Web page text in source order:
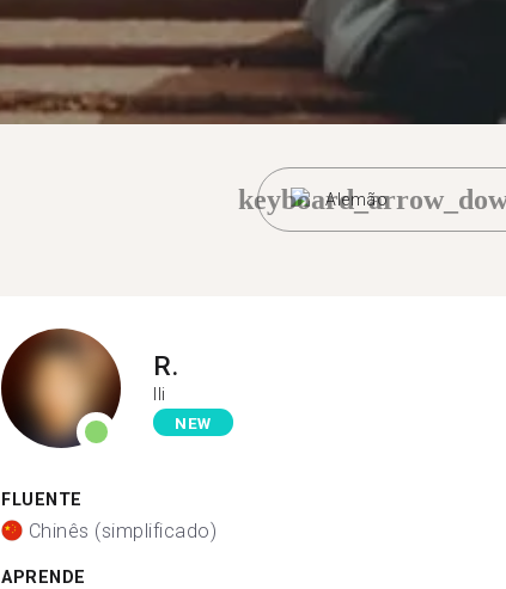
Alemão
R.
Ili
NEW
FLUENTE
Chinês (simplificado)
APRENDE